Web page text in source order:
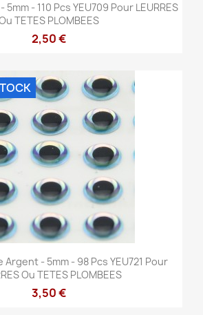
- 110 Pcs YEU709 Pour LEURRES
TETES PLOMBEES
2,50 €
Argent - 5mm - 98 Pcs YEU721 Pour
Ou TETES PLOMBEES
3,50 €